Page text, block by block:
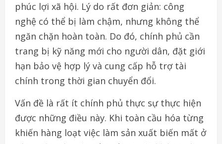
phúc lợi xã hội. Lý do rất đơn giản: công
nghệ có thể bị làm chậm, nhưng không thể
ngăn chặn hoàn toàn. Do đó, chính phủ cần
trang bị kỹ năng mới cho người dân, đặt giới
hạn bảo vệ hợp lý và cung cấp hỗ trợ tài
chính trong thời gian chuyển đổi.
Vấn đề là rất ít chính phủ thực sự thực hiện
được những điều này. Khi toàn cầu hóa từng
khiến hàng loạt việc làm sản xuất biến mất ở